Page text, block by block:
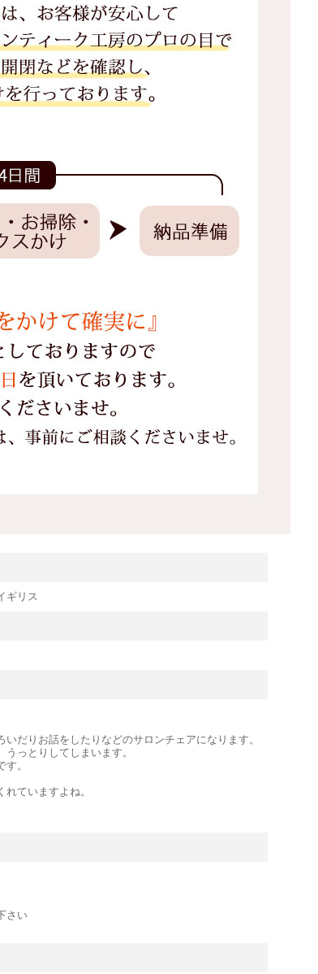
リス
だりお話をしたりなどのサロンチェアになります。
っとりしてしまいます。
。
ていますよね。
さい